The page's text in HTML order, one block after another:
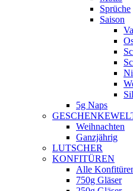
Sprüche
Saison
5g Naps
Weihnachten
Ganzjährig
LUTSCHER
KONFITÜREN
Alle
750g Gläser